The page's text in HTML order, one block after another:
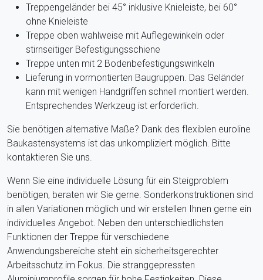
Treppengeländer bei 45° inklusive Knieleiste, bei 60°
ohne Knieleiste
Treppe oben wahlweise mit Auflegewinkeln oder
stirnseitiger Befestigungsschiene
Treppe unten mit 2 Bodenbefestigungswinkeln
Lieferung in vormontierten Baugruppen. Das Geländer
kann mit wenigen Handgriffen schnell montiert werden.
Entsprechendes Werkzeug ist erforderlich.
Sie benötigen alternative Maße? Dank des flexiblen euroline
Baukastensystems ist das unkompliziert möglich. Bitte
kontaktieren Sie uns.
Wenn Sie eine individuelle Lösung für ein Steigproblem
benötigen, beraten wir Sie gerne. Sonderkonstruktionen sind
in allen Variationen möglich und wir erstellen Ihnen gerne ein
individuelles Angebot. Neben den unterschiedlichsten
Funktionen der Treppe für verschiedene
Anwendungsbereiche steht ein sicherheitsgerechter
Arbeitsschutz im Fokus. Die stranggepressten